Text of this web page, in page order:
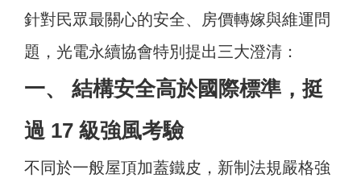
針對民眾最關心的安全、房價轉嫁與維運問
題，光電永續協會特別提出三大澄清：
一、 結構安全高於國際標準，挺
過 17 級強風考驗
不同於一般屋頂加蓋鐵皮，新制法規嚴格強